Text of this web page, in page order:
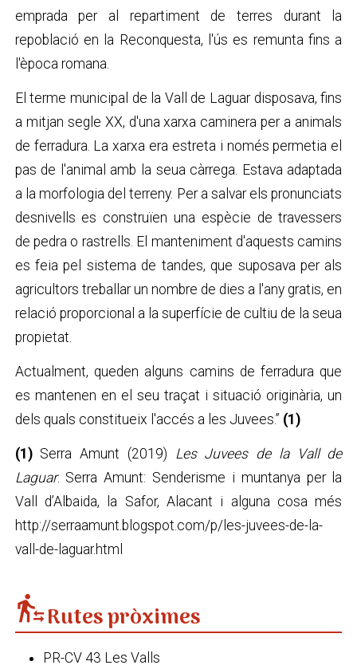
emprada per al repartiment de terres durant la
repoblació en la Reconquesta, l'ús es remunta fins a
l'època romana.
El terme municipal de la Vall de Laguar disposava, fins
a mitjan segle XX, d'una xarxa caminera per a animals
de ferradura. La xarxa era estreta i només permetia el
pas de l'animal amb la seua càrrega. Estava adaptada
a la morfologia del terreny. Per a salvar els pronunciats
desnivells es construïen una espècie de travessers
de pedra o rastrells. El manteniment d'aquests camins
es feia pel sistema de tandes, que suposava per als
agricultors treballar un nombre de dies a l'any gratis, en
relació proporcional a la superfície de cultiu de la seua
propietat.
Actualment, queden alguns camins de ferradura que
es mantenen en el seu traçat i situació originària, un
dels quals constitueix l'accés a les Juvees.” (1)
(1) Serra Amunt (2019) Les Juvees de la Vall de
Laguar. Serra Amunt: Senderisme i muntanya per la
Vall d’Albaida, la Safor, Alacant i alguna cosa més
http://serraamunt.blogspot.com/p/les-juvees-de-la-
vall-de-laguar.html
transfer_within_a_stationRutes pròximes
PR-CV 43 Les Valls